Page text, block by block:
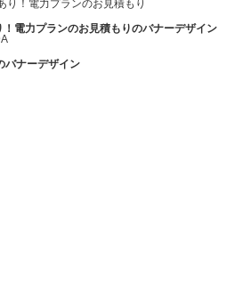
電力プランのお見積もりのバナーデザイン
バナーデザイン